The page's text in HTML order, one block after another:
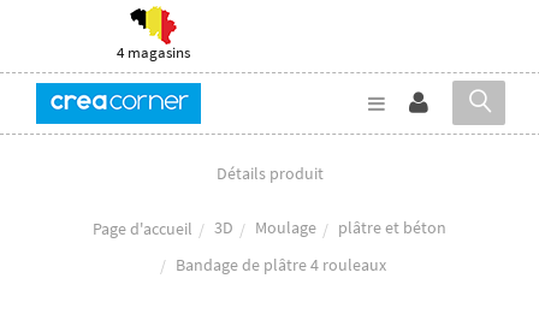
4 magasins
Détails produit
Page d'accueil 3D Moulage
plâtre et béton
Bandage de plâtre 4 rouleaux